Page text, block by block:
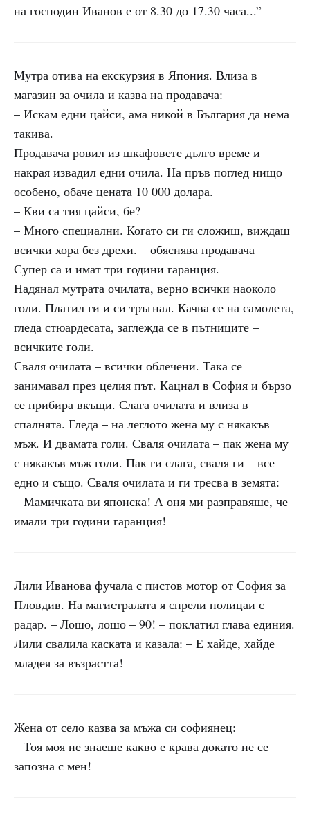
на господин Иванов е от 8.30 до 17.30 часа...”
Мутра отива на екскурзия в Япония. Влиза в
магазин за очила и казва на продавача:
– Искам едни цайси, ама никой в България да нема
такива.
Продавача ровил из шкафовете дълго време и
накрая извадил едни очила. На пръв поглед нищо
особено, обаче цената 10 000 долара.
– Кви са тия цайси, бе?
– Много специални. Когато си ги сложиш, виждаш
всички хора без дрехи. – обяснява продавача –
Супер са и имат три години гаранция.
Надянал мутрата очилата, верно всички наоколо
голи. Платил ги и си тръгнал. Качва се на самолета,
гледа стюардесата, заглежда се в пътниците –
всичките голи.
Сваля очилата – всички облечени. Така се
занимавал през целия път. Кацнал в София и бързо
се прибира вкъщи. Слага очилата и влиза в
спалнята. Гледа – на леглото жена му с някакъв
мъж. И двамата голи. Сваля очилата – пак жена му
с някакъв мъж голи. Пак ги слага, сваля ги – все
едно и също. Сваля очилата и ги тресва в земята:
– Мамичката ви японска! А оня ми разправяше, че
имали три години гаранция!
Лили Иванова фучала с пистов мотор от София за
Пловдив. На магистралата я спрели полицаи с
радар. – Лошо, лошо – 90! – поклатил глава единия.
Лили свалила каската и казала: – Е хайде, хайде
младея за възрастта!
Жена от село казва за мъжа си софиянец:
– Тоя моя не знаеше какво е крава докато не се
запозна с мен!